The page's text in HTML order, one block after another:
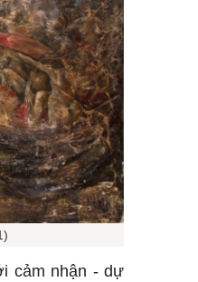
cảm nhận - dự